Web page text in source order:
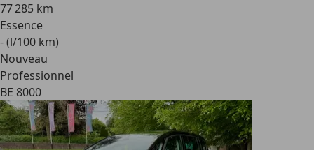
77 285 km
Essence
- (l/100 km)
Nouveau
Professionnel
BE 8000